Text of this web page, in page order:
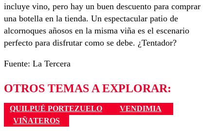
incluye vino, pero hay un buen descuento para comprar
una botella en la tienda. Un espectacular patio de
alcornoques añosos en la misma viña es el escenario
perfecto para disfrutar como se debe. ¿Tentador?
Fuente: La Tercera
OTROS TEMAS A EXPLORAR:
QUILPUÉ PORTEZUELO
VENDIMIA
VIÑATEROS